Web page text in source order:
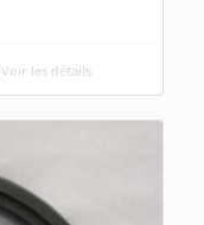
Voir les détails